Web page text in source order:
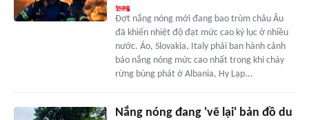
Đợt nắng nóng mới đang bao trùm châu Âu
đã khiến nhiệt độ đạt mức cao kỷ lục ở nhiều
nước. Áo, Slovakia, Italy phải ban hành cảnh
báo nắng nóng mức cao nhất trong khi cháy
rừng bùng phát ở Albania, Hy Lạp...
Nắng nóng đang 'vẽ lại' bản đồ du